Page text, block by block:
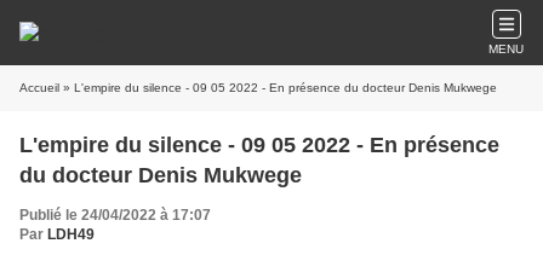
MENU
Accueil » L'empire du silence - 09 05 2022 - En présence du docteur Denis Mukwege
L'empire du silence - 09 05 2022 - En présence
du docteur Denis Mukwege
Publié le 24/04/2022 à 17:07
Par LDH49